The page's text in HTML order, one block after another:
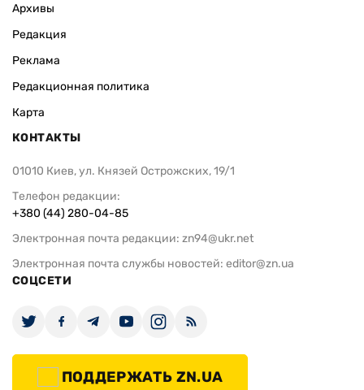
Архивы
Редакция
Реклама
Редакционная политика
Карта
КОНТАКТЫ
01010 Киев, ул. Князей Острожских, 19/1
Телефон редакции:
+380 (44) 280-04-85
Электронная почта редакции: zn94@ukr.net
Электронная почта службы новостей: editor@zn.ua
СОЦСЕТИ
ПОДДЕРЖАТЬ ZN.UA